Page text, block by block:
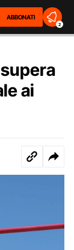
ABBONATI
2
ai